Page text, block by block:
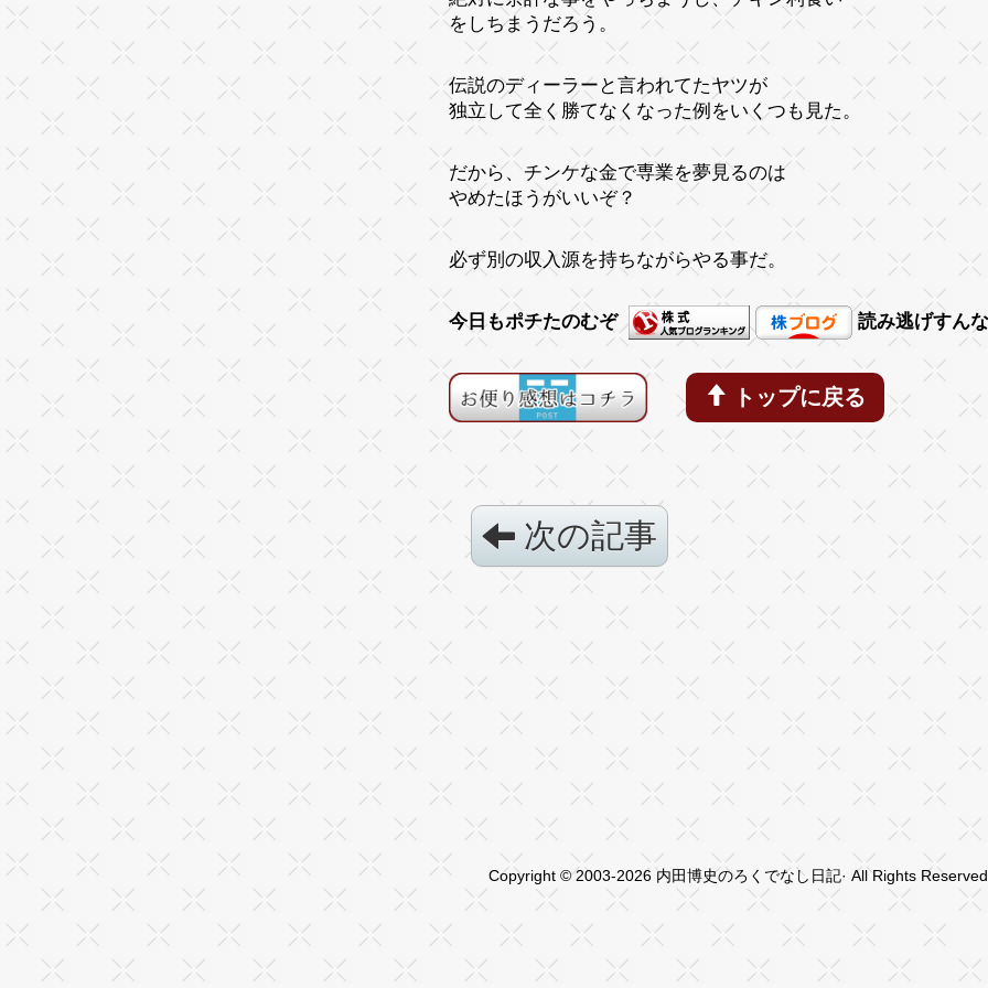
をしちまうだろう。
伝説のディーラーと言われてたヤツが
独立して全く勝てなくなった例をいくつも見た。
だから、チンケな金で専業を夢見るのは
やめたほうがいいぞ？
必ず別の収入源を持ちながらやる事だ。
今日もポチたのむぞ 読み逃げすん
トップに戻る
次の記事
Copyright © 2003-2026 内田博史のろくでなし日記· All Rights